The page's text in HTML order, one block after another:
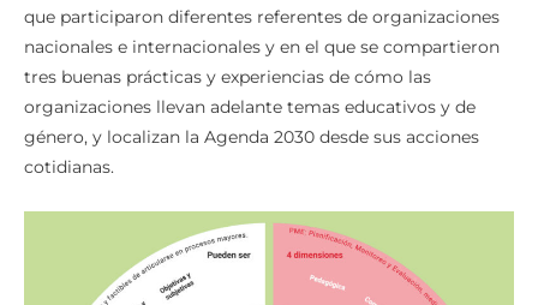
que participaron diferentes referentes de organizaciones
nacionales e internacionales y en el que se compartieron
tres buenas prácticas y experiencias de cómo las
organizaciones llevan adelante temas educativos y de
género, y localizan la Agenda 2030 desde sus acciones
cotidianas.